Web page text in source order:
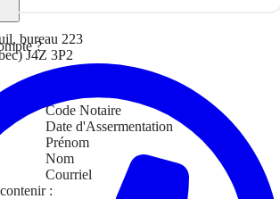
bureau 223
J4Z 3P2
?
Code Notaire
Date d'Assermentation
Prénom
Nom
Courriel
: